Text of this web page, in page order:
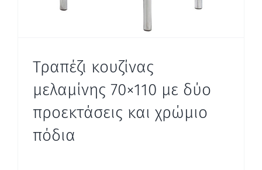
Τραπέζι κουζίνας
μελαμίνης 70×110 με δύο
προεκτάσεις και χρώμιο
πόδια